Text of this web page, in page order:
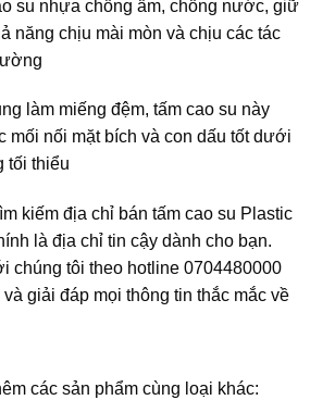
su nhựa chống ẩm, chống nước, giữ
năng chịu mài mòn và chịu các tác
làm miếng đệm, tấm cao su này
mối nối mặt bích và con dấu tốt dưới
tối thiểu
kiếm địa chỉ bán tấm cao su Plastic
là địa chỉ tin cậy dành cho bạn.
chúng tôi theo hotline 0704480000
giải đáp mọi thông tin thắc mắc về
các sản phẩm cùng loại khác: